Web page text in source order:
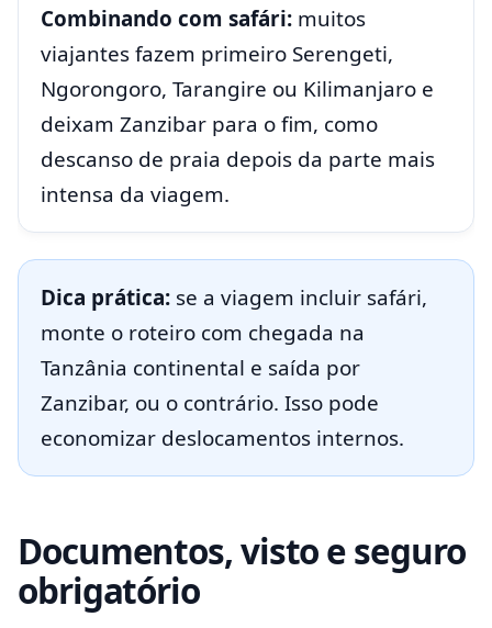
Combinando com safári: muitos
viajantes fazem primeiro Serengeti,
Ngorongoro, Tarangire ou Kilimanjaro e
deixam Zanzibar para o fim, como
descanso de praia depois da parte mais
intensa da viagem.
Dica prática: se a viagem incluir safári,
monte o roteiro com chegada na
Tanzânia continental e saída por
Zanzibar, ou o contrário. Isso pode
economizar deslocamentos internos.
Documentos, visto e seguro
obrigatório